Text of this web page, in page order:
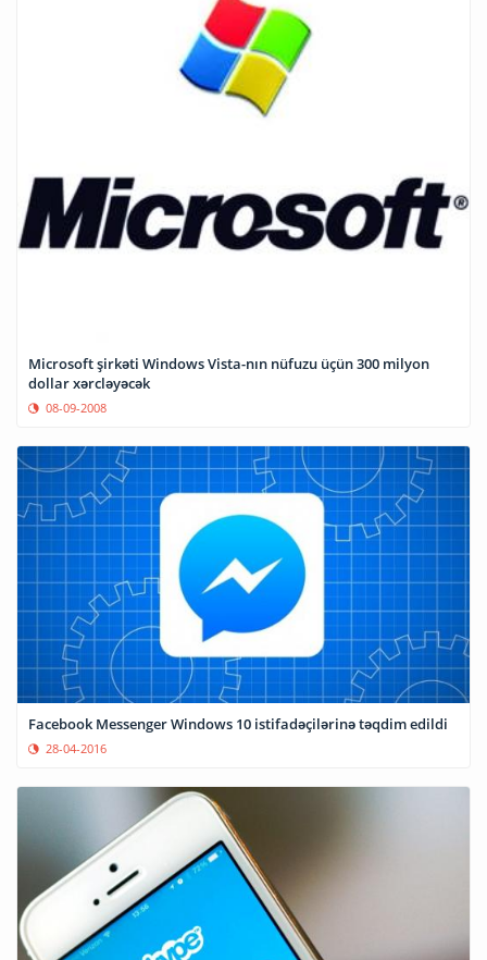
Microsoft şirkəti Windows Vista-nın nüfuzu üçün 300 milyon
dollar xərcləyəcək
08-09-2008
Facebook Messenger Windows 10 istifadəçilərinə təqdim edildi
28-04-2016